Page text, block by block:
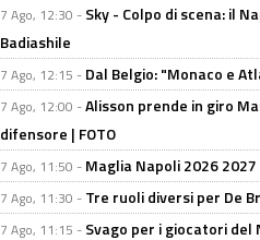
7 Ago, 12:30 - Sky - Colpo di scena: il
Badiashile
7 Ago, 12:15 - Dal Belgio: "Monaco e
7 Ago, 12:00 -Alisson prende in giro
difensore | FOTO
7 Ago, 11:50 - Maglia Napoli 2026
7 Ago, 11:30 - Tre ruoli diversi per De
7 Ago, 11:15 - Svago per i giocatori del